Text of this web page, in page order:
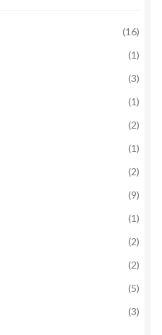
(16)
(1)
(3)
(1)
(2)
(1)
(2)
(9)
(1)
(2)
(2)
(5)
(3)